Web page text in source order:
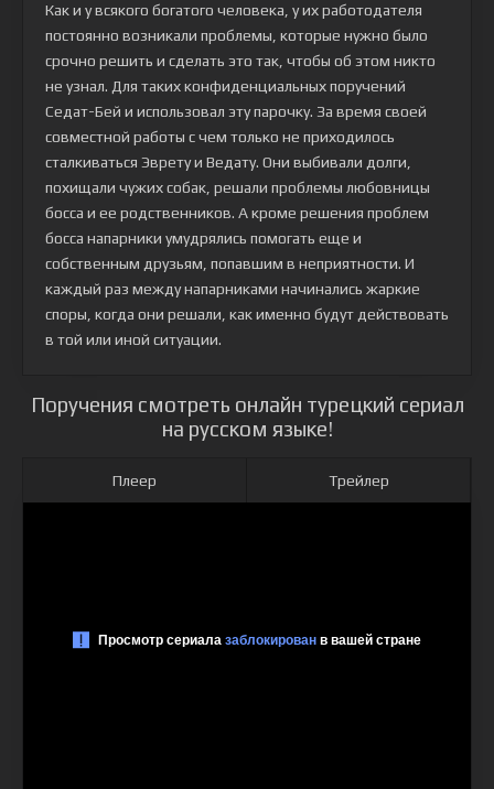
Как и у всякого богатого человека, у их работодателя
постоянно возникали проблемы, которые нужно было
срочно решить и сделать это так, чтобы об этом никто
не узнал. Для таких конфиденциальных поручений
Седат-Бей и использовал эту парочку. За время своей
совместной работы с чем только не приходилось
сталкиваться Эврету и Ведату. Они выбивали долги,
похищали чужих собак, решали проблемы любовницы
босса и ее родственников. А кроме решения проблем
босса напарники умудрялись помогать еще и
собственным друзьям, попавшим в неприятности. И
каждый раз между напарниками начинались жаркие
споры, когда они решали, как именно будут действовать
в той или иной ситуации.
Поручения смотреть онлайн турецкий сериал
на русском языке!
Плеер Трейлер